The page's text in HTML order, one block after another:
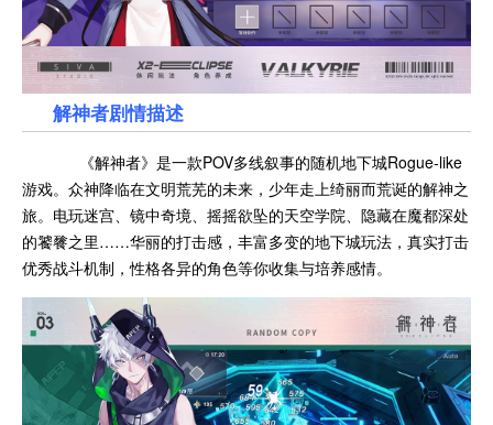
解神者剧情描述
《解神者》是一款POV多线叙事的随机地下城Rogue-like
游戏。众神降临在文明荒芜的未来，少年走上绮丽而荒诞的解神之
旅。电玩迷宫、镜中奇境、摇摇欲坠的天空学院、隐藏在魔都深处
的饕餮之里……华丽的打击感，丰富多变的地下城玩法，真实打击
优秀战斗机制，性格各异的角色等你收集与培养感情。